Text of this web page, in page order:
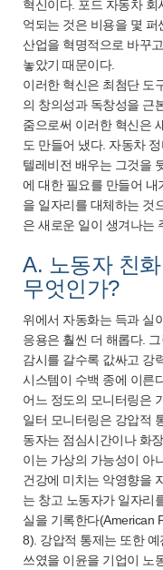
혁신이다. 포드 자동차 회
억되는 것은 비용을 몇
산업을 혁명적으로 바꾸
놓았기 때문이다.
이러한 혁신은 최첨단 도
의 창의성과 독창성을 근
줌으로써 이러한 혁신은
도 만들어 냈다. 자동차
텔레비전 배우는 그것을
에 대한 필요를 만들어 내
을 일자리를 대체하는 것
은 새로운 일이 생겨나는
A. 노동자 친
무엇인가?
위에서 자동화는 득과 실
응용은 훨씬 더 해롭다.
감시를 갈수록 값싸고 강
시스템이 수백 종에 이른
어느 정도의 모니터링은
일터 모니터링은 강압적
동자는 점심시간이나 화
이는 가상의 가능성이 아
건강에 미치는 악영향을
는 창고 노동자가 일자리
실을 기록한다(American
8). 강압적 통제는 또한
쓰였을 이윤을 기업이 노